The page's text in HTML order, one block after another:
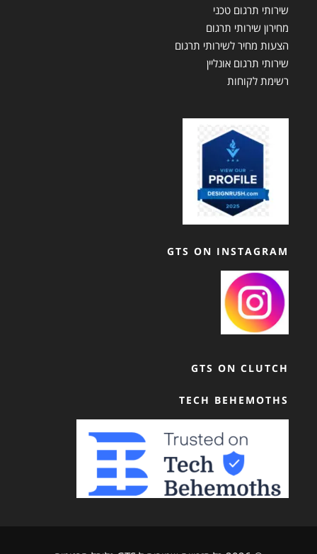
שירותי תרגום טכני
מחירון שירותי תרגום
הצעות מחיר לשירותי תרגום
שירותי תרגום אונליין
רשימת לקוחות
GTS ON INSTAGRAM
GTS ON CLUTCH
TECH BEHEMOTHS